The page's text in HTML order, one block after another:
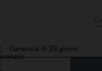
Garanzia di 28 giorni